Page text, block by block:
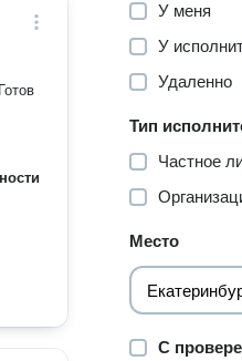
У меня
У
Удаленно
Тип
Частное
Место
С